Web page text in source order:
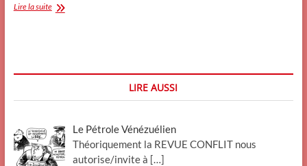
Lire la suiteVous
LIRE AUSSI
Le Pétrole Vénézuélien
Théoriquement la REVUE CONFLIT nous
autorise/invite à […]